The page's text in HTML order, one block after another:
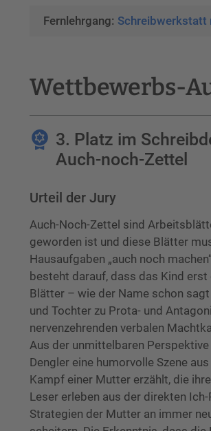
Fernlehrgang: Schreibwerkstatt
Wettbewerbs-
3. Platz im
Auch-noch-Zettel
Urteil der Jury
Auch-Noch-Zettel sind
geworden ist und diese Blätter
Hausaufgaben „auch noch
besteht darauf, dass das Kind
Blätter – wie der Name schon
und Tochter zu Prota- und
nervenzehrenden verbalen
Aus der unmittelbaren
Dengler eine humorvolle Szene
Kampf einer Mutter erzählt, die
Leser erleben aus der direkten
Strategien der Mutter an immer